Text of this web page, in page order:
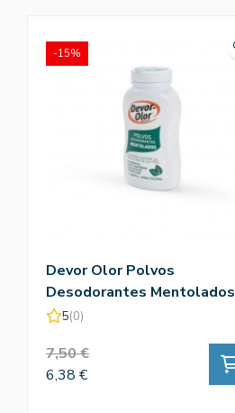
Devor Olor Polvos
Desodorantes Mentolados
5(0)
7,50 €
6,38 €
-15%